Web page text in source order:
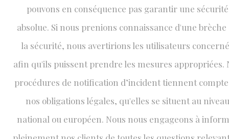
pouvons en conséquence pas garantir une sécurité
absolue. Si nous prenions connaissance d'une brèche
la sécurité, nous avertirions les utilisateurs
afin qu'ils puissent prendre les mesures appropriées.
procédures de notification d’incident tiennent
nos obligations légales, qu'elles se situent au niveau
national ou européen. Nous nous engageons à